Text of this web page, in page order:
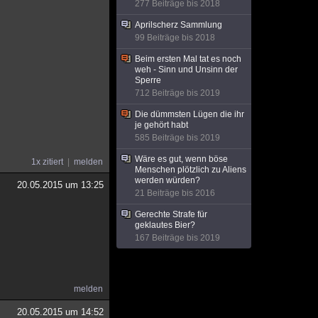
1x zitiert melden
20.05.2015 um 13:25
melden
20.05.2015 um 14:52
277 Beiträge bis 2018
Aprilscherz Sammlung
99 Beiträge bis 2018
Beim ersten Mal tat es noch
weh - Sinn und Unsinn der
Sperre
712 Beiträge bis 2019
Die dümmsten Lügen die ihr
je gehört habt
585 Beiträge bis 2019
Wäre es gut, wenn böse
Menschen plötzlich zu Aliens
werden würden?
21 Beiträge bis 2016
Gerechte Strafe für
geklautes Bier?
167 Beiträge bis 2019